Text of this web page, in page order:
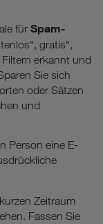
für Spam-
gratis“,
erkannt und
Sie sich
oder Sätzen
und
Person eine E-
Zeitraum
Fassen Sie